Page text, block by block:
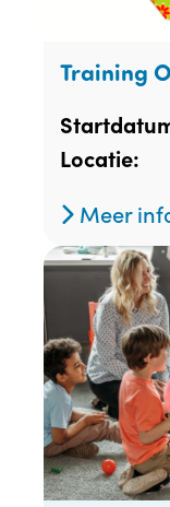
Training
Locatie:
Meer